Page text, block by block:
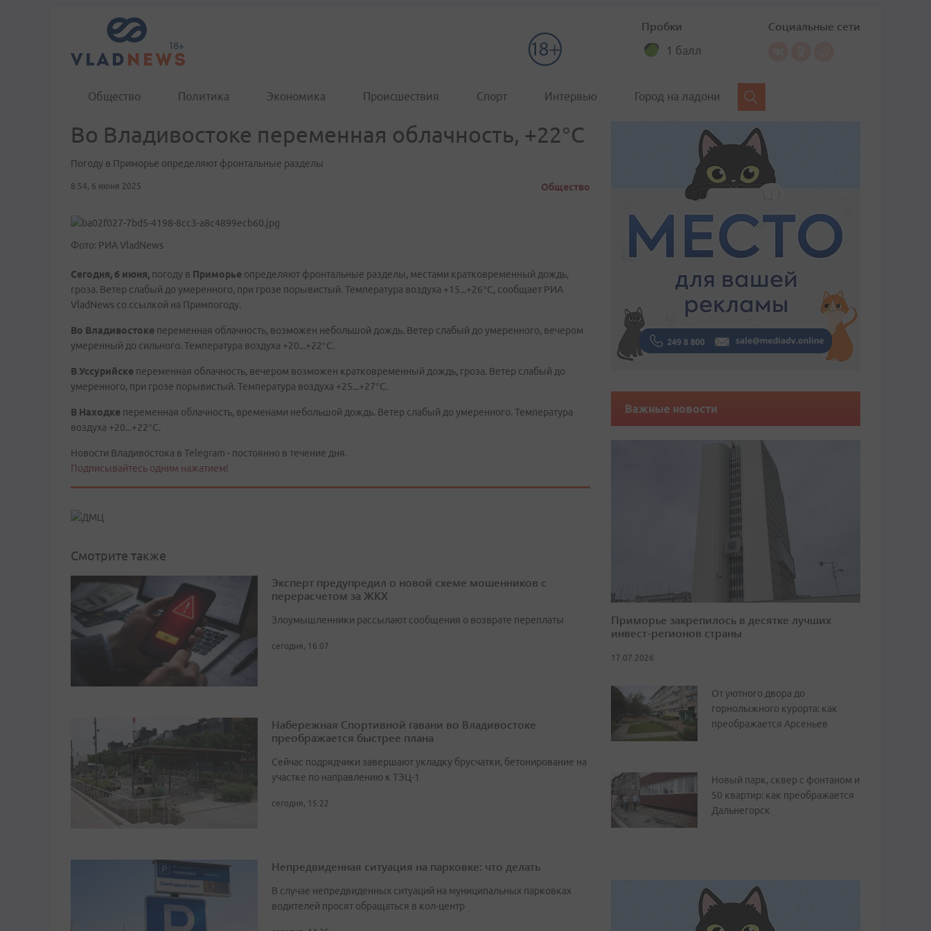
Пробки
1 балл
Социальные сети
Общество Политика Экономика Происшествия Спорт Интервью Город на ладони
Во Владивостоке переменная облачность, +22°C
Погоду в Приморье определяют фронтальные разделы
8:54, 6 июня 2025 Общество
Фото: РИА VladNews
Сегодня, 6 июня, погоду в Приморье определяют фронтальные разделы, местами кратковременный дождь,
гроза. Ветер слабый до умеренного, при грозе порывистый. Температура воздуха +15...+26°C, сообщает РИА
VladNews со ссылкой на Примпогоду.
Во Владивостоке переменная облачность, возможен небольшой дождь. Ветер слабый до умеренного, вечером
умеренный до сильного. Температура воздуха +20...+22°C.
В Уссурийске переменная облачность, вечером возможен кратковременный дождь, гроза. Ветер слабый до
умеренного, при грозе порывистый. Температура воздуха +25...+27°C.
В Находке переменная облачность, временами небольшой дождь. Ветер слабый до умеренного. Температура
воздуха +20...+22°C.
Новости Владивостока в Telegram - постоянно в течение дня.
Подписывайтесь одним нажатием!
Смотрите также
Эксперт предупредил о новой схеме мошенников с
перерасчетом за ЖКХ
Злоумышленники рассылают сообщения о возврате переплаты
сегодня, 16:07
Набережная Спортивной гавани во Владивостоке
преображается быстрее плана
Сейчас подрядчики завершают укладку брусчатки, бетонирование на
участке по направлению к ТЭЦ-1
сегодня, 15:22
Непредвиденная ситуация на парковке: что делать
В случае непредвиденных ситуаций на муниципальных парковках
водителей просят обращаться в кол-центр
Важные новости
Приморье закрепилось в десятке лучших
инвест-регионов страны
17.07.2026
От уютного двора до
горнолыжного курорта: как
преображается Арсеньев
Новый парк, сквер с фонтаном и
50 квартир: как преображается
Дальнегорск